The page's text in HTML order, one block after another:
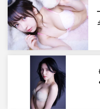
“アンドロイド”をコンセ
ーがそれに反発。「なに
ロイドの様に生きる世界
りたい」というコンセ